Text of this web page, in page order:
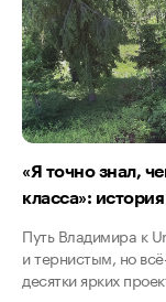
«Я точно знал,
класса»:
Путь Владимира к
и тернистым, но
десятки ярких